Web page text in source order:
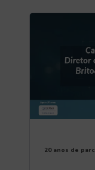
20 anos de